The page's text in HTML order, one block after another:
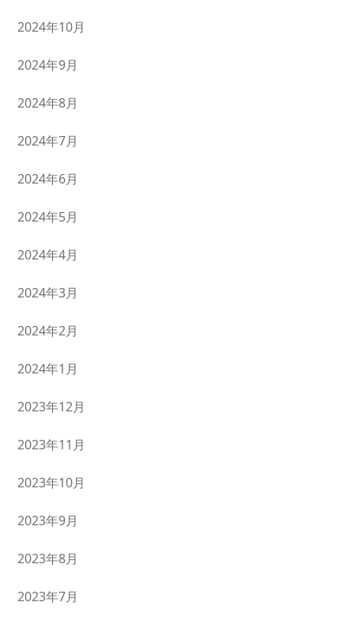
2024年10月
2024年9月
2024年8月
2024年7月
2024年6月
2024年5月
2024年4月
2024年3月
2024年2月
2024年1月
2023年12月
2023年11月
2023年10月
2023年9月
2023年8月
2023年7月